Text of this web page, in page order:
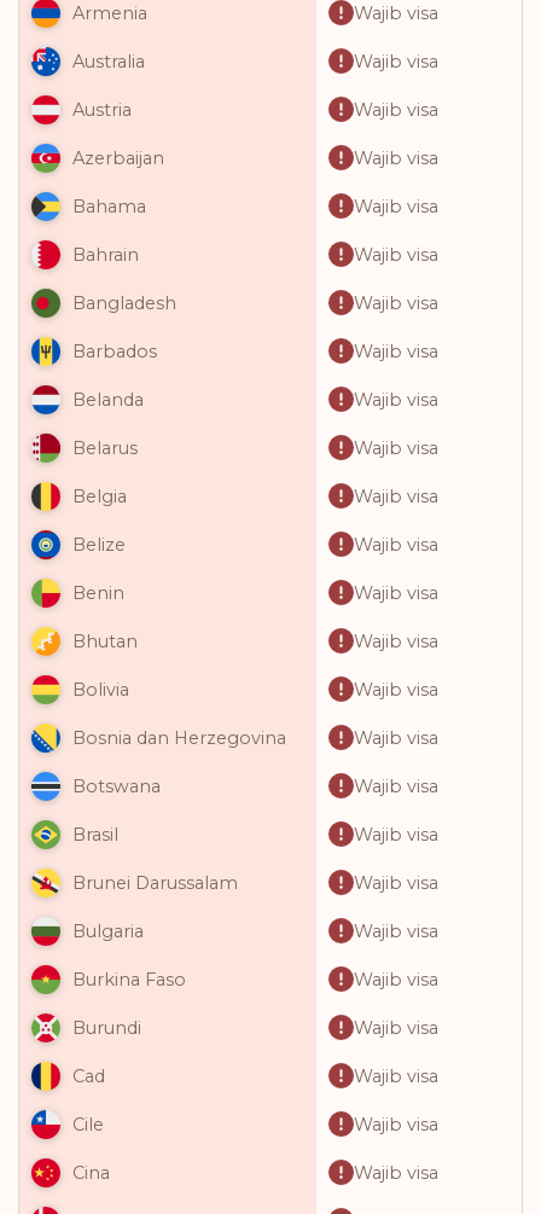
Armenia Wajib visa
Australia Wajib visa
Austria Wajib visa
Azerbaijan Wajib visa
Bahama Wajib visa
Bahrain Wajib visa
Bangladesh Wajib visa
Barbados Wajib visa
Belanda Wajib visa
Belarus Wajib visa
Belgia Wajib visa
Belize Wajib visa
Benin Wajib visa
Bhutan Wajib visa
Bolivia Wajib visa
Bosnia dan Herzegovina Wajib visa
Botswana Wajib visa
Brasil Wajib visa
Brunei Darussalam Wajib visa
Bulgaria Wajib visa
Burkina Faso Wajib visa
Burundi Wajib visa
Cad Wajib visa
Cile Wajib visa
Cina Wajib visa